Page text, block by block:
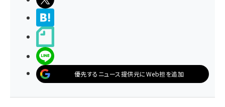
優先するニュース提供元にWeb担を追加